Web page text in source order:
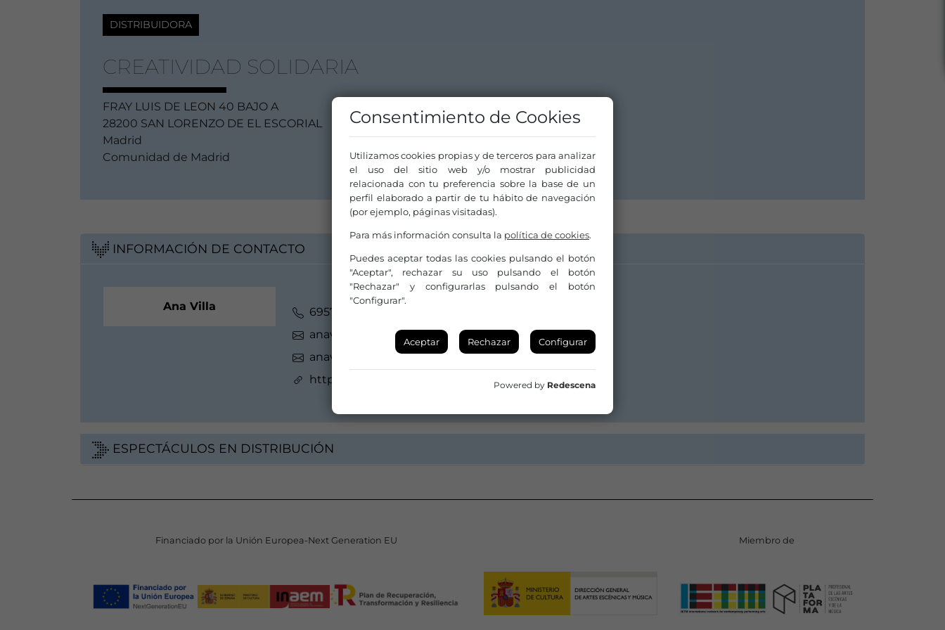
DISTRIBUIDORA
CREATIVIDAD SOLIDARIA
FRAY LUIS DE LEON 40 BAJO A
28200 SAN LORENZO DE EL ESCORIAL
Madrid
Comunidad de Madrid
INFORMACIÓN DE CONTACTO
Ana Villa
695744387
anavilla@creatividadsolidaria.es
anavilla@creatividadsolidaria.es
https://www.creatividadsolidaria.es
ESPECTÁCULOS EN DISTRIBUCIÓN
Financiado por la Unión Europea-Next Generation EU Miembro de
Consentimiento de Cookies
Utilizamos cookies propias y de terceros para analizar
el uso del sitio web y/o mostrar publicidad
relacionada con tu preferencia sobre la base de un
perfil elaborado a partir de tu hábito de navegación
(por ejemplo, páginas visitadas).
Para más información consulta la política de cookies.
Puedes aceptar todas las cookies pulsando el botón
"Aceptar", rechazar su uso pulsando el botón
"Rechazar" y configurarlas pulsando el botón
"Configurar".
Aceptar Rechazar Configurar
Powered by Redescena